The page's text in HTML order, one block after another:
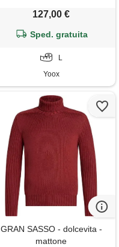
127,00 €
Sped. gratuita
L
Yoox
GRAN SASSO - dolcevita -
mattone